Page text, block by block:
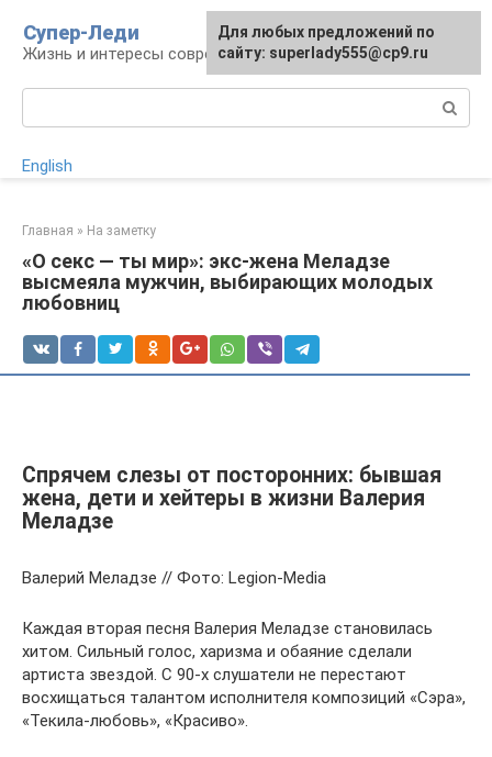
контенту
Супер-Леди
Жизнь и интересы современной женщины
English
Главная » На заметку
«О секс — ты мир»: экс-жена Меладзе
высмеяла мужчин, выбирающих молодых
любовниц
Спрячем слезы от посторонних: бывшая
жена, дети и хейтеры в жизни Валерия
Меладзе
Валерий Меладзе // Фото: Legion-Media
Каждая вторая песня Валерия Меладзе становилась
хитом. Сильный голос, харизма и обаяние сделали
артиста звездой. С 90-х слушатели не перестают
восхищаться талантом исполнителя композиций «Сэра»,
«Текила-любовь», «Красиво».
Для любых предложений по
сайту: superlady555@cp9.ru